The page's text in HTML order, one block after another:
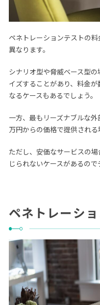
ペネトレーションテストの
異なります。
シナリオ型や脅威ベース型
イズすることがあり、料金
なるケースもあるでしょう。
一方、最もリーズナブルな
万円からの価格で提供される
ただし、安価なサービスの
じられないケースがあるので
ペネトレーシ